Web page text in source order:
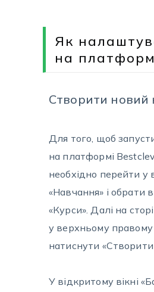
Як
на
Створити новий
Для того, щоб
на платформі
необхідно перейти у
«Навчання» і обрати
«Курси». Далі на
у верхньому правому
натиснути «Створити
У відкритому вікні